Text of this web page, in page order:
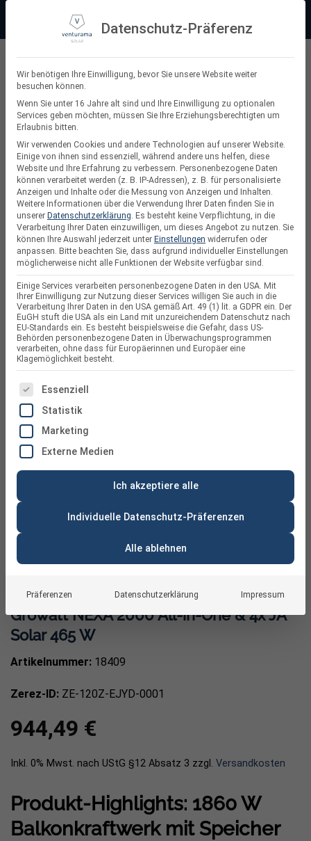
springen
+49 (0) 64 64 37 19 5 - 0
Suchen
nach:
Balkonkraftwerke
1860 W Balkonkraftwerk mit Speicher –
Growatt NEXA 2000 All-in-One & 4x JA
Solar 465 W
Artikelnummer: 18409
Zerez-ID: ZE-120Z-EJYD-0001
944,49 €
Inkl. 0% Mwst. nach UStG §12 Absatz 3 zzgl. Versandkosten
Produkt-Highlights: 1860 W
Balkonkraftwerk mit Speicher
Datenschutz-Präferenz
Wir benötigen Ihre Einwilligung, bevor Sie unsere Website weiter
besuchen können.
Wenn Sie unter 16 Jahre alt sind und Ihre Einwilligung zu optionalen
Services geben möchten, müssen Sie Ihre Erziehungsberechtigten um
Erlaubnis bitten.
Wir verwenden Cookies und andere Technologien auf unserer Website.
Einige von ihnen sind essenziell, während andere uns helfen, diese
Website und Ihre Erfahrung zu verbessern. Personenbezogene Daten
können verarbeitet werden (z. B. IP-Adressen), z. B. für personalisierte
Anzeigen und Inhalte oder die Messung von Anzeigen und Inhalten.
Weitere Informationen über die Verwendung Ihrer Daten finden Sie in
unserer Datenschutzerklärung. Es besteht keine Verpflichtung, in die
Verarbeitung Ihrer Daten einzuwilligen, um dieses Angebot zu nutzen. Sie
können Ihre Auswahl jederzeit unter Einstellungen widerrufen oder
anpassen. Bitte beachten Sie, dass aufgrund individueller Einstellungen
möglicherweise nicht alle Funktionen der Website verfügbar sind.
Einige Services verarbeiten personenbezogene Daten in den USA. Mit
Ihrer Einwilligung zur Nutzung dieser Services willigen Sie auch in die
Verarbeitung Ihrer Daten in den USA gemäß Art. 49 (1) lit. a GDPR ein. Der
EuGH stuft die USA als ein Land mit unzureichendem Datenschutz nach
EU-Standards ein. Es besteht beispielsweise die Gefahr, dass US-
Behörden personenbezogene Daten in Überwachungsprogrammen
verarbeiten, ohne dass für Europäerinnen und Europäer eine
Klagemöglichkeit besteht.
ES FOLGT EINE LISTE DER SERVICE-GRUPPEN, FÜR
Essenziell
Statistik
Marketing
Externe Medien
Ich akzeptiere alle
Individuelle Datenschutz-Präferenzen
Alle ablehnen
Präferenzen Datenschutzerklärung Impressum